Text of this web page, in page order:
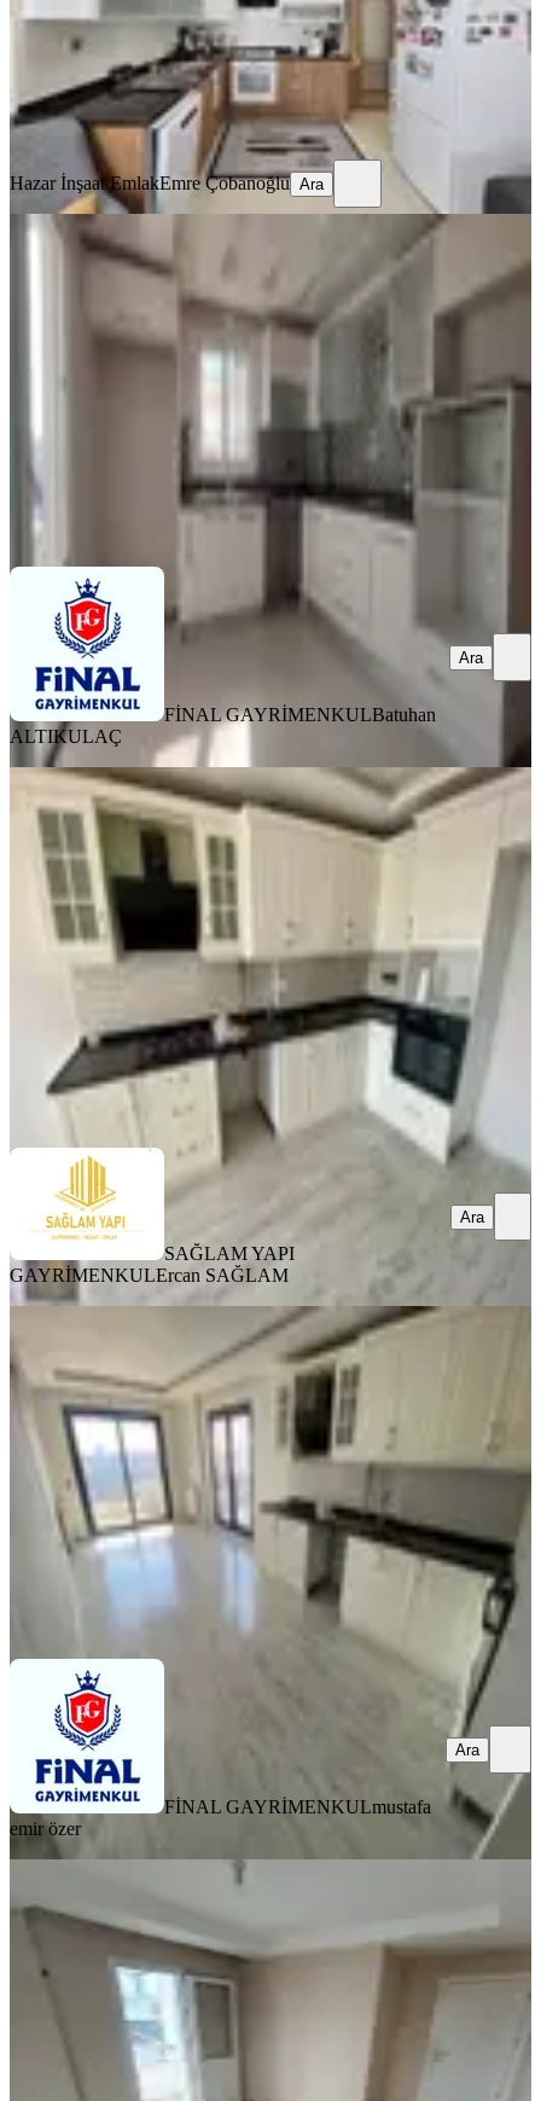
37.000 ₺
Hazar İnşaat EmlakEmre Çobanoğlu
Hazar İnşaat EmlakEmre Çobanoğlu Ara
YENİ
Finalden Telliderede Geniş 3+1
Seyhan, Tellidere Mahallesi
3+1
160 m² ·5. Kat·
FİNAL GAYRİMENKULBatuhan ALTIKULAÇ
Ara
FİNAL GAYRİMENKULBatuhan
ALTIKULAÇ
Ara
BALKONLU
Sağlam'dan Tellidere Cadde Uzeri 4+1
Ultra Lüks Kiralık Daire
Seyhan, Tellidere Mahallesi
230 m² 18. Kat 06.08.2026
42.500 ₺
SAĞLAM YAPI GAYRİMENKUL Ercan SAĞLAM
SAĞLAM YAPI
GAYRİMENKULErcan SAĞLAM
Ara
Cadde Üstünde Full Lüx Daire
Seyhan, Tellidere Mahallesi
4+1
230 m² ·03.08.2026
41.000 ₺
FİNAL GAYRİMENKUL mustafa emir özer
FİNAL GAYRİMENKULmustafa
emir özer
Ara
3 Cepheli Daire
Seyhan, Tellidere Mahallesi
2+1 ·
25.000 ₺